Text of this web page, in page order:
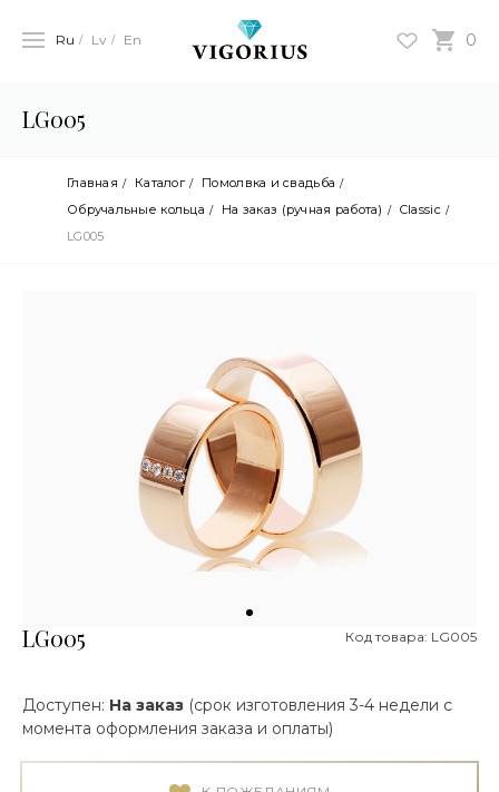
0
Ru Lv En
LG005
Главная Каталог
Помолвка и свадьба
Обручальные кольца
На заказ (ручная работа)
Classic
LG005
LG005 Код товара: LG005
Доступен: На заказ (срок изготовления 3-4 недели с
момента оформления заказа и оплаты)